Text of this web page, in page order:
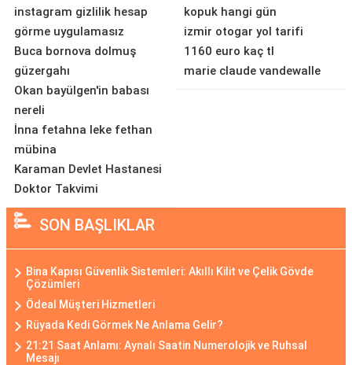
instagram gizlilik hesap
görme uygulamasız
Buca bornova dolmuş
güzergahı
Okan bayülgen'in babası
nereli
İnna fetahna leke fethan
mübina
Karaman Devlet Hastanesi
Doktor Takvimi
kopuk hangi gün
izmir otogar yol tarifi
1160 euro kaç tl
marie claude vandewalle
SON BAŞLIKLAR
Bina Kapısı Güvenlik Sistemleri: Akıllı Kilit ve Çelik Gövde
Çözümleri
Ödeal Müşteri Hizmetleri
Rüyada Kedi Görmek Ne Anlama Gelir?
21:21 Saat Anlamı: Aynalı Saatin Numerolojik ve Ruhsal
Mesajı